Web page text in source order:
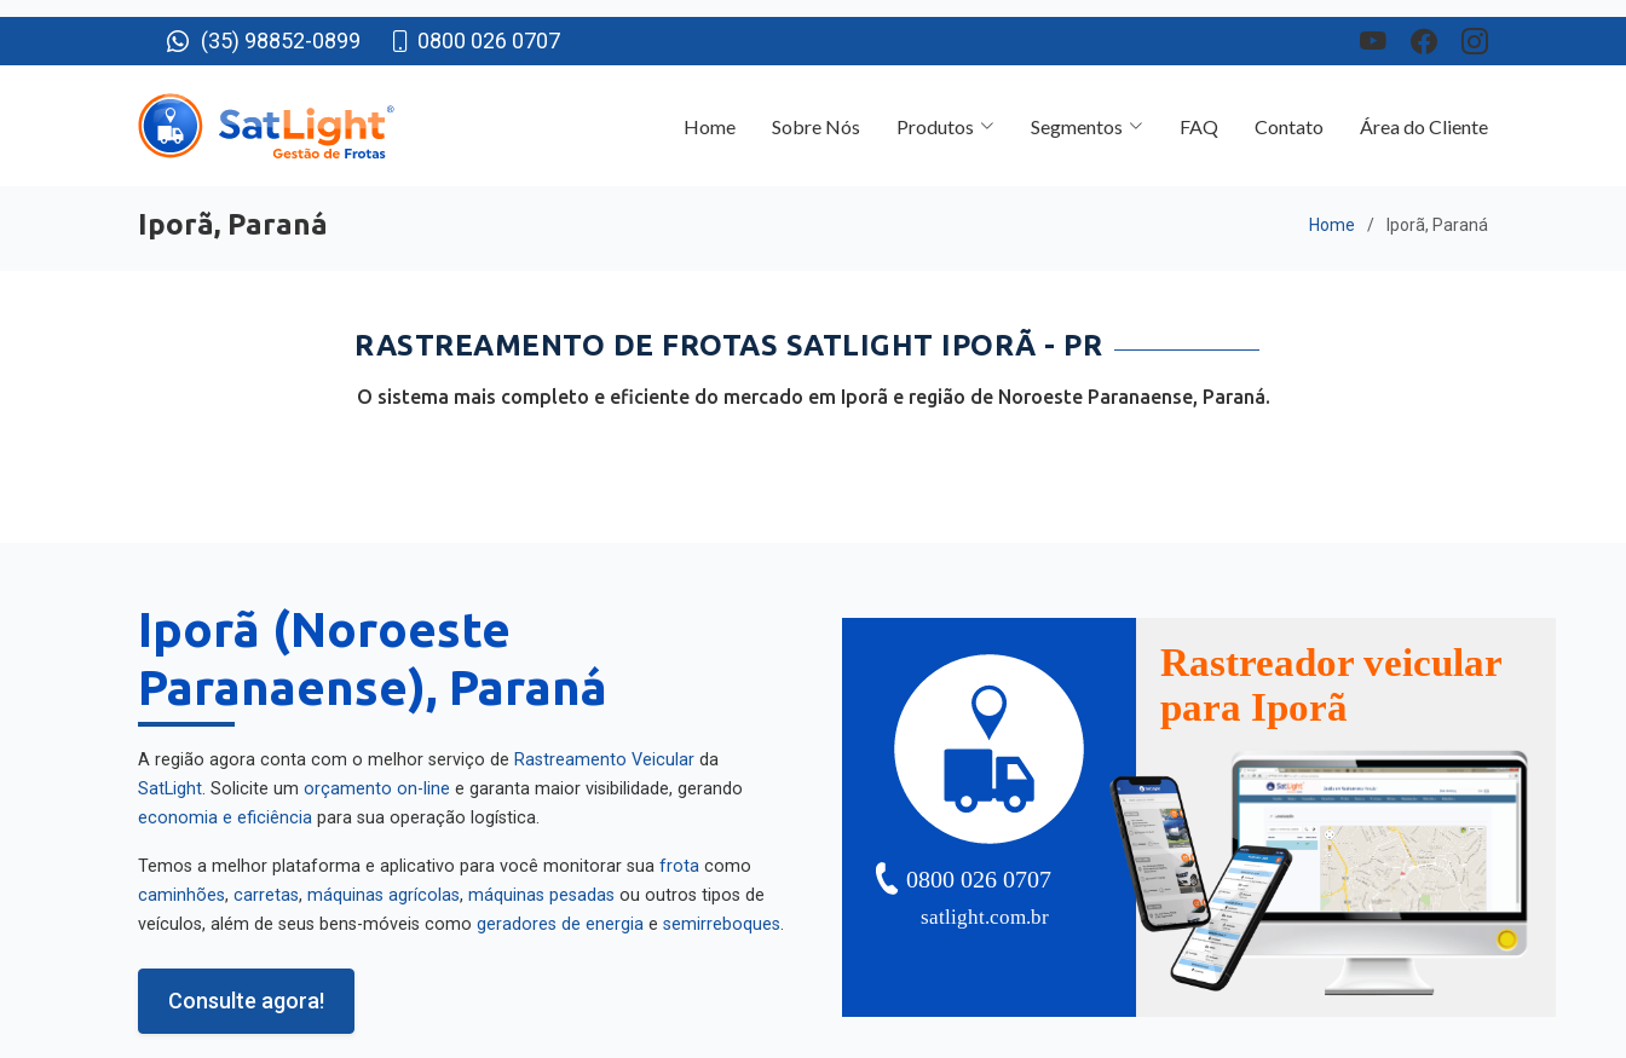
(35) 98852-0899 0800 026 0707
Iporã, Paraná Home Iporã, Paraná
RASTREAMENTO DE FROTAS SATLIGHT IPORÃ - PR
O sistema mais completo e eficiente do mercado em Iporã e região de Noroeste Paranaense, Paraná.
Iporã (Noroeste
Paranaense), Paraná
A região agora conta com o melhor serviço de Rastreamento Veicular
da
SatLight . Solicite um orçamento on-line
e garanta maior visibilidade, gerando
economia e eficiência
para sua operação logística.
Temos a melhor plataforma e aplicativo para você monitorar sua frota
caminhões
carretas máquinas agrícolas máquinas pesadas
ou outros tipos de
veículos, além de seus bens-móveis como
geradores de energia semirreboques
Consulte agora!
satlight.com.br
0800 026 0707
Rastreador veicular
para Iporã